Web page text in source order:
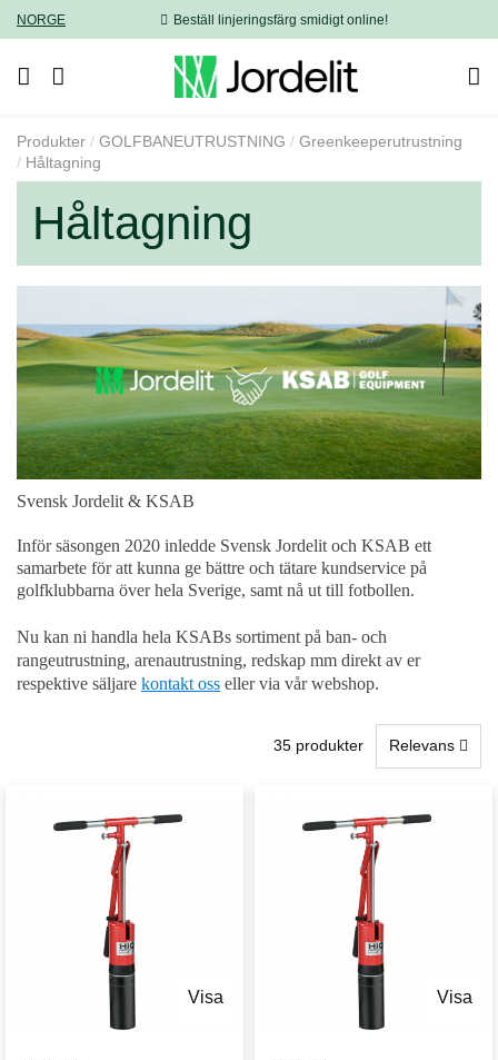
NORGE Beställ linjeringsfärg smidigt online!
Produkter GOLFBANEUTRUSTNING
Greenkeeperutrustning
Håltagning
Håltagning
Svensk Jordelit & KSAB
Inför säsongen 2020 inledde Svensk Jordelit och KSAB ett
samarbete för att kunna ge bättre och tätare kundservice på
golfklubbarna över hela Sverige, samt nå ut till fotbollen.
Nu kan ni handla hela KSABs sortiment på ban- och
rangeutrustning, arenautrustning, redskap mm direkt av er
respektive säljare kontakt oss eller via vår webshop.
35 produkter Relevans
Visa Visa